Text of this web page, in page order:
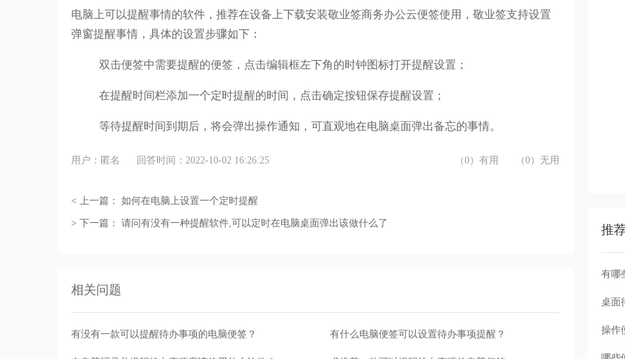
电脑上可以提醒事情的软件，推荐在设备上下载安装敬业签商务办公云便签使用，敬业签支持设置
弹窗提醒事情，具体的设置步骤如下：
双击便签中需要提醒的便签，点击编辑框左下角的时钟图标打开提醒设置；
在提醒时间栏添加一个定时提醒的时间，点击确定按钮保存提醒设置；
等待提醒时间到期后，将会弹出操作通知，可直观地在电脑桌面弹出备忘的事情。
用户：匿名 回答时间：2022-10-02 16:26:25 （0）有用 （0）无用
< 上一篇： 如何在电脑上设置一个定时提醒
> 下一篇： 请问有没有一种提醒软件,可以定时在电脑桌面弹出该做什么了
相关问题
有没有一款可以提醒待办事项的电脑便签？ 有什么电脑便签可以设置待办事项提醒？
推
有哪
桌面
操作